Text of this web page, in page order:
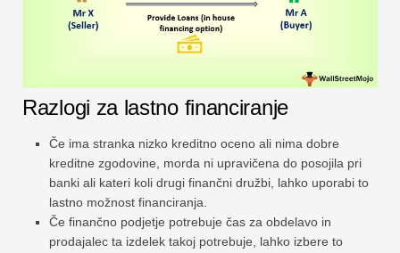
Razlogi za lastno financiranje
Če ima stranka nizko kreditno oceno ali nima dobre
kreditne zgodovine, morda ni upravičena do posojila pri
banki ali kateri koli drugi finančni družbi, lahko uporabi to
lastno možnost financiranja.
Če finančno podjetje potrebuje čas za obdelavo in
prodajalec ta izdelek takoj potrebuje, lahko izbere to